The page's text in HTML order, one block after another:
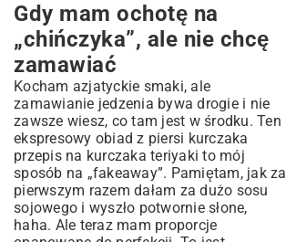
Gdy mam ochotę na
„chińczyka”, ale nie chcę
zamawiać
Kocham azjatyckie smaki, ale
zamawianie jedzenia bywa drogie i nie
zawsze wiesz, co tam jest w środku. Ten
ekspresowy obiad z piersi kurczaka
przepis na kurczaka teriyaki to mój
sposób na „fakeaway”. Pamiętam, jak za
pierwszym razem dałam za dużo sosu
sojowego i wyszło potwornie słone,
haha. Ale teraz mam proporcje